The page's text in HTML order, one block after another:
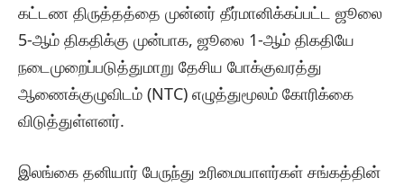
கட்டண திருத்தத்தை முன்னர் தீர்மானிக்கப்பட்ட ஜூலை
5-ஆம் திகதிக்கு முன்பாக, ஜூலை 1-ஆம் திகதியே
நடைமுறைப்படுத்துமாறு தேசிய போக்குவரத்து
ஆணைக்குழுவிடம் (NTC) எழுத்துமூலம் கோரிக்கை
விடுத்துள்ளனர்.
இலங்கை தனியார் பேருந்து உரிமையாளர்கள் சங்கத்தின்